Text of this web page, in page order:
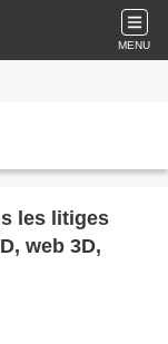
MENU
les litiges
web 3D,